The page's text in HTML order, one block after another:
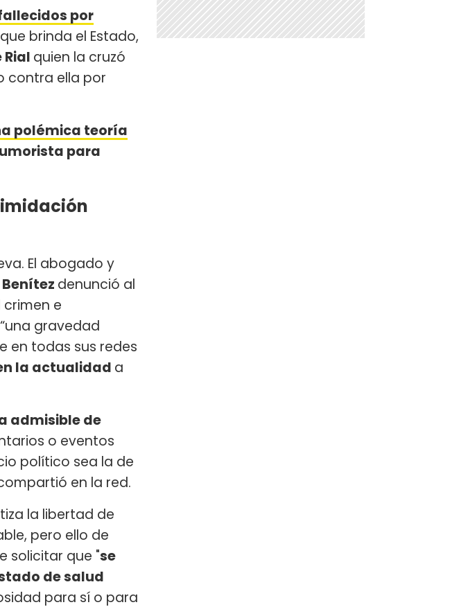
por
brinda el Estado,
Rial quien la cruzó
contra ella por
polémica teoría
para
El abogado y
denunció al
e
gravedad
en todas sus redes
la actualidad a
admisible de
o eventos
político sea la de
en la red.
la libertad de
pero ello de
solicitar que "se
de salud
para sí o para